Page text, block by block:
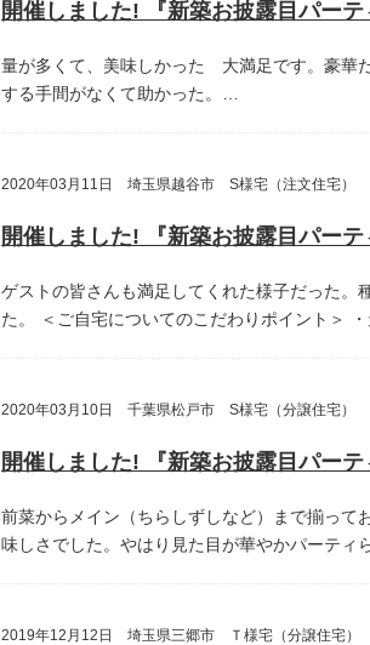
量が多くて、美味しかった 大満足です。豪華
する手間がなくて助かった。…
2020年03月11日 埼玉県越谷市 S様宅（注文住宅）
ゲストの皆さんも満足してくれた様子だった。
た。
＜ご自宅についてのこだわりポイント＞
2020年03月10日 千葉県松戸市 S様宅（分譲住宅）
前菜からメイン（ちらしずしなど）まで揃って
味しさでした。やはり見た目が華やかパーティ
2019年12月12日 埼玉県三郷市 Ｔ様宅（分譲住宅）